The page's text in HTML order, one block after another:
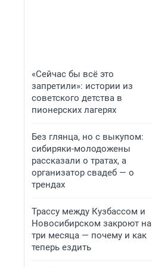
«Сейчас бы всё это
запретили»: истории из
советского детства в
пионерских лагерях
Без глянца, но с выкупом:
сибиряки-молодожены
рассказали о тратах, а
организатор свадеб — о
трендах
Трассу между Кузбассом и
Новосибирском закроют на
три месяца — почему и как
теперь ездить